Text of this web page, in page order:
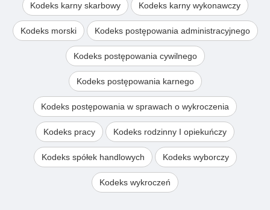
Kodeks karny skarbowy Kodeks karny wykonawczy
Kodeks morski Kodeks postępowania administracyjnego
Kodeks postępowania cywilnego
Kodeks postępowania karnego
Kodeks postępowania w sprawach o wykroczenia
Kodeks pracy Kodeks rodzinny I opiekuńczy
Kodeks spółek handlowych Kodeks wyborczy
Kodeks wykroczeń